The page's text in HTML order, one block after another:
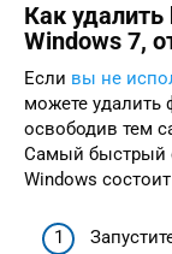
Как
Windows 7,
Если вы не
можете удалить
освободив тем
Самый быстрый
Windows